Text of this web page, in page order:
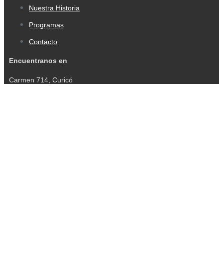
Nuestra Historia
Programas
Contacto
Encuentranos en
Carmen 714, Curicó